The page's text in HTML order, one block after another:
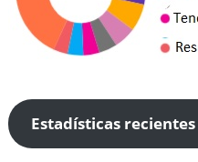
Estadísticas